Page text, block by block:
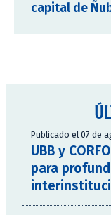
capital de
Publicado el 07 de
UBB y
para